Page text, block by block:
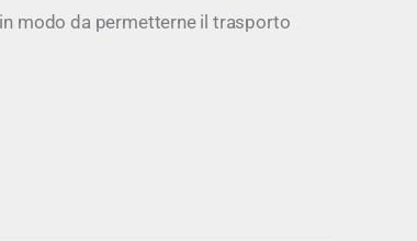
modo da permetterne il trasporto